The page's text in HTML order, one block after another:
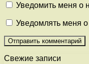
Уведомить меня о
Уведомлять меня
Свежие записи